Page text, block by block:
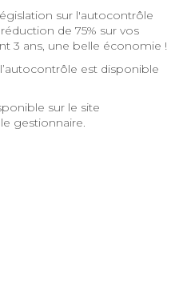
sur l'autocontrôle
de 75% sur vos
3 ans, une belle économie !
est disponible
sur le site
gestionnaire.